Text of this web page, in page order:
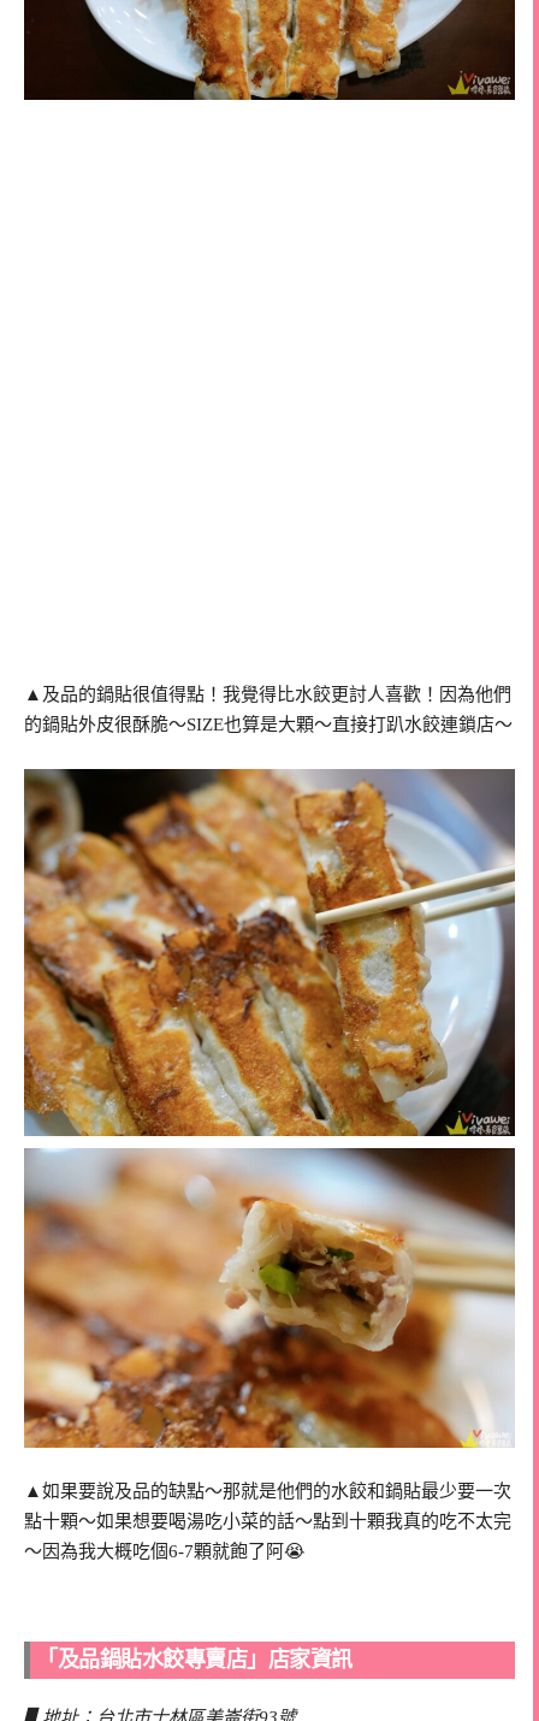
▲及品的鍋貼很值得點！我覺得比水餃更討人喜歡！因為他們
的鍋貼外皮很酥脆～SIZE也算是大顆～直接打趴水餃連鎖店～
▲如果要說及品的缺點～那就是他們的水餃和鍋貼最少要一次
點十顆～如果想要喝湯吃小菜的話～點到十顆我真的吃不太完
～因為我大概吃個6-7顆就飽了阿😭
「及品鍋貼水餃專賣店」店家資訊